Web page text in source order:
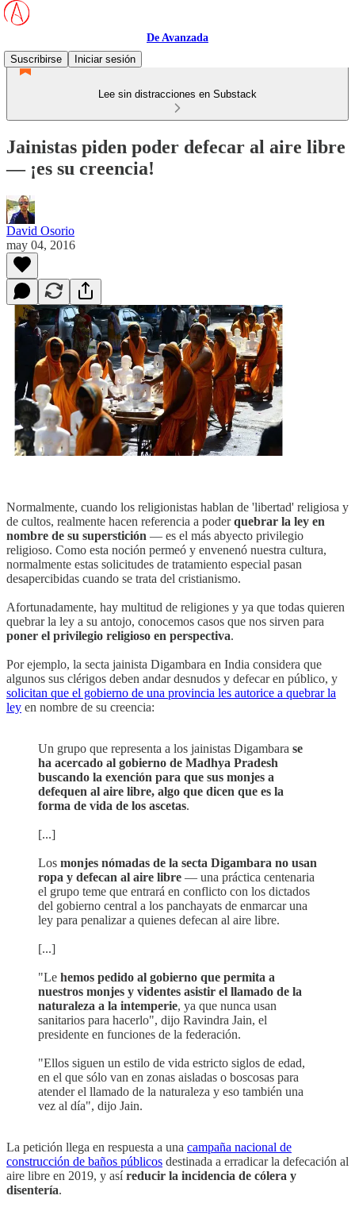
De Avanzada
Suscribirse
Iniciar sesión
Lee sin distracciones en Substack
Jainistas piden poder defecar al aire libre
— ¡es su creencia!
David Osorio
may 04, 2016
Normalmente, cuando los religionistas hablan de 'libertad' religiosa y
de cultos, realmente hacen referencia a poderquebrar la ley en
nombre de su superstición — es el más abyecto privilegio
religioso. Como esta noción permeó y envenenó nuestra cultura,
normalmente estas solicitudes de tratamiento especial pasan
desapercibidas cuando se trata del cristianismo.
Afortunadamente, hay multitud de religiones y ya que todas quieren
quebrar la ley a su antojo, conocemos casos que nos sirven para
poner el privilegio religioso en perspectiva.
Por ejemplo, la secta jainista Digambara en India considera que
algunos sus clérigos deben andar desnudos y defecar en público, y
solicitan que el gobierno de una provincia les autorice a quebrar la
ley en nombre de su creencia:
Un grupo que representa a los jainistas Digambara se
ha acercado al gobierno de Madhya Pradesh
buscando la exención para que sus monjes a
defequen al aire libre, algo que dicen que es la
forma de vida de los ascetas.
[...]
Los monjes nómadas de la secta Digambara no usan
ropa y defecan al aire libre — una práctica centenaria
el grupo teme que entrará en conflicto con los dictados
del gobierno central a los panchayats de enmarcar una
ley para penalizar a quienes defecan al aire libre.
[...]
"Le hemos pedido al gobierno que permita a
nuestros monjes y videntes asistir el llamado de la
naturaleza a la intemperie, ya que nunca usan
sanitarios para hacerlo", dijo Ravindra Jain, el
presidente en funciones de la federación.
"Ellos siguen un estilo de vida estricto siglos de edad,
en el que sólo van en zonas aisladas o boscosas para
atender el llamado de la naturaleza y eso también una
vez al día", dijo Jain.
La petición llega en respuesta a una campaña nacional de
construcción de baños públicos destinada a erradicar la defecación al
aire libre en 2019, y asíreducir la incidencia de cólera y
disentería.